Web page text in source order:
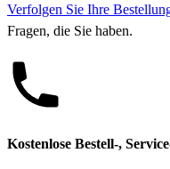
Verfolgen Sie Ihre
Fragen, die Sie haben.
Kostenlose Bestell-,